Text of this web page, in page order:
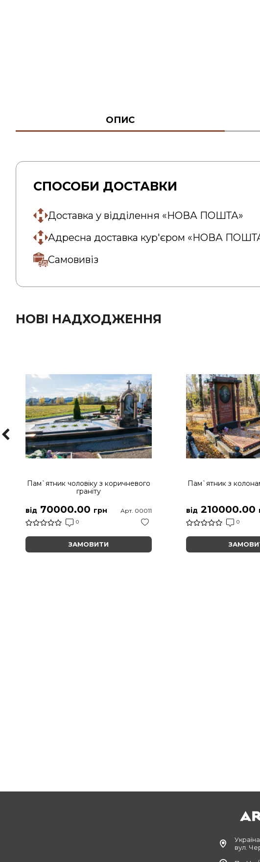
ОПИС
СПОСОБИ ДОСТАВКИ
Доставка у відділення «НОВА ПОШТА»
Адресна доставка кур'єром «НОВА
Самовивіз
НОВІ НАДХОДЖЕННЯ
Пам`ятник чоловіку з коричневого
граніту
від 70000.00 грн
0
Арт. 00011
ЗАМОВИТИ
Пам`ятник з
від210000.00
0
вул.